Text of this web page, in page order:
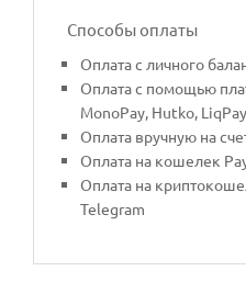
Способы оплаты
Оплата с личного
Оплата с помощью
MonoPay, Hutko, LiqPay
Оплата вручную на
Оплата на кошелек
Оплата на
Telegram